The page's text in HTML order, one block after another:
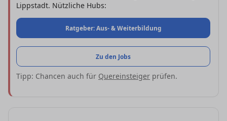
Lippstadt. Nützliche Hubs:
Ratgeber: Aus- & Weiterbildung
Zu den Jobs
Tipp: Chancen auch für Quereinsteiger prüfen.